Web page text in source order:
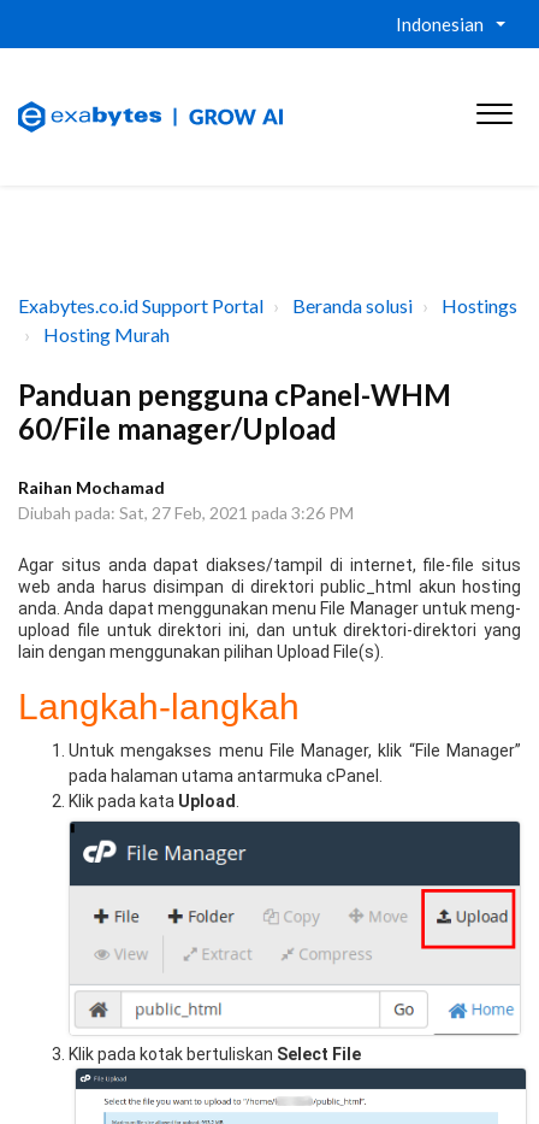
Indonesian
Exabytes.co.id Support Portal Beranda solusi
Hostings
Hosting Murah
Panduan pengguna cPanel-WHM
60/File manager/Upload
Raihan Mochamad
Diubah pada: Sat, 27 Feb, 2021 pada 3:26 PM
Agar situs anda dapat diakses/tampil di internet, file-file situs
web anda harus disimpan di direktori public_html akun hosting
anda. Anda dapat menggunakan menu File Manager untuk meng-
upload file untuk direktori ini, dan untuk direktori-direktori yang
lain dengan menggunakan pilihan Upload File(s).
Langkah-langkah
Untuk mengakses menu File Manager, klik “File Manager”
pada halaman utama antarmuka cPanel.
Klik pada kata Upload
Klik pada kotak bertuliskan Select File